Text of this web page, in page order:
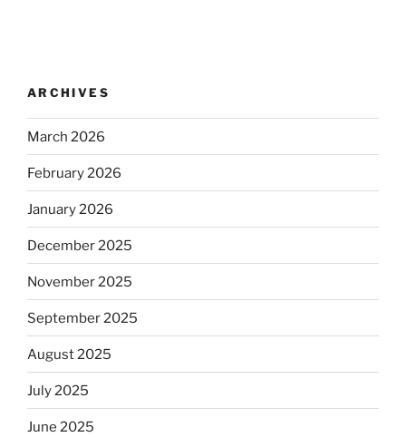
ARCHIVES
March 2026
February 2026
January 2026
December 2025
November 2025
September 2025
August 2025
July 2025
June 2025